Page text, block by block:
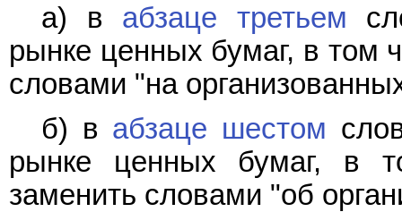
а) в абзаце третьем
рынке ценных бумаг, в том
словами "на
б) в абзаце шестом
рынке ценных бумаг, в
заменить словами "об